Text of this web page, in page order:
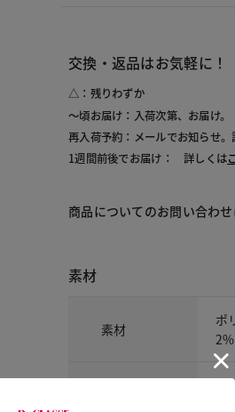
交換・返品はお気軽に！
△：残りわずか
～頃お届け：入荷次第、お届け。
再入荷予約：メールでお知らせ。
1週間前後でお届け： 詳しくは
商品についてのお問い合わ
素材
素材
ポ
2%